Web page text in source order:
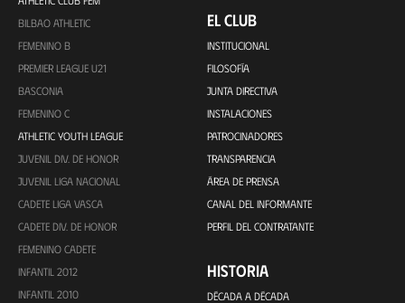
BILBAO ATHLETIC
FEMENINO B
PREMIER LEAGUE U21
BASCONIA
FEMENINO C
ATHLETIC YOUTH LEAGUE
JUVENIL DIV. DE HONOR
JUVENIL LIGA NACIONAL
CADETE LIGA VASCA
CADETE DIV. DE HONOR
FEMENINO CADETE
INFANTIL 2012
INFANTIL 2010
EL CLUB
INSTITUCIONAL
FILOSOFÍA
JUNTA DIRECTIVA
INSTALACIONES
PATROCINADORES
TRANSPARENCIA
ÁREA DE PRENSA
CANAL DEL INFORMANTE
PERFIL DEL CONTRATANTE
HISTORIA
DÉCADA A DÉCADA